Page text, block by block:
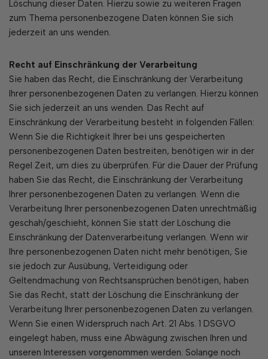
Löschung dieser Daten. Hierzu sowie zu weiteren Fragen
zum Thema personenbezogene Daten können Sie sich
jederzeit an uns wenden.
Recht auf Einschränkung der Verarbeitung
Sie haben das Recht, die Einschränkung der Verarbeitung
Ihrer personenbezogenen Daten zu verlangen. Hierzu können
Sie sich jederzeit an uns wenden. Das Recht auf
Einschränkung der Verarbeitung besteht in folgenden Fällen:
Wenn Sie die Richtigkeit Ihrer bei uns gespeicherten
personenbezogenen Daten bestreiten, benötigen wir in der
Regel Zeit, um dies zu überprüfen. Für die Dauer der Prüfung
haben Sie das Recht, die Einschränkung der Verarbeitung
Ihrer personenbezogenen Daten zu verlangen. Wenn die
Verarbeitung Ihrer personenbezogenen Daten unrechtmäßig
geschah/geschieht, können Sie statt der Löschung die
Einschränkung der Datenverarbeitung verlangen. Wenn wir
Ihre personenbezogenen Daten nicht mehr benötigen, Sie
sie jedoch zur Ausübung, Verteidigung oder
Geltendmachung von Rechtsansprüchen benötigen, haben
Sie das Recht, statt der Löschung die Einschränkung der
Verarbeitung Ihrer personenbezogenen Daten zu verlangen.
Wenn Sie einen Widerspruch nach Art. 21 Abs. 1 DSGVO
eingelegt haben, muss eine Abwägung zwischen Ihren und
unseren Interessen vorgenommen werden. Solange noch